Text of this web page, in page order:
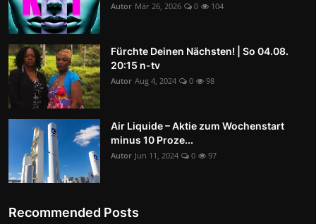
Autor Mär 26, 2026 0 104
Fürchte Deinen Nächsten! | So 04.08.
20:15 n-tv
Autor Aug 4, 2024 0 98
Air Liquide – Aktie zum Wochenstart
minus 10 Proze...
Autor Jun 11, 2024 0 97
Recommended Posts